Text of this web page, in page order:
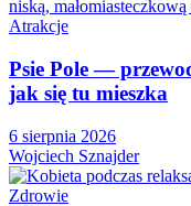
Atrakcje
Psie Pole —
jak się tu mieszka
6 sierpnia 2026
Wojciech Sznajder
Zdrowie